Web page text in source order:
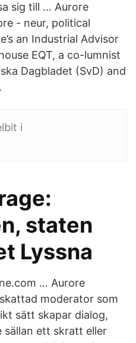
sig till … Aurore
- neur, political
an Industrial Advisor
EQT, a co-lumnist
Dagbladet (SvD) and
i
staten
Lyssna
… Aurore
moderator som
sätt skapar dialog,
sällan ett skratt eller